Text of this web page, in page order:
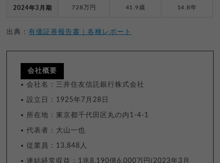
2024年3月期 728万円 41.9歳 14.8年
出典：有価証券報告書｜各種レポート
会社概要
会社名：三井住友信託銀行株式会社
設立日：1925年7月28日
所在地：東京都千代田区丸の内1-4-1
代表者：大山一也
従業員：13,848人
連結経常収益：1兆8,190億6,000万円(2023年3月